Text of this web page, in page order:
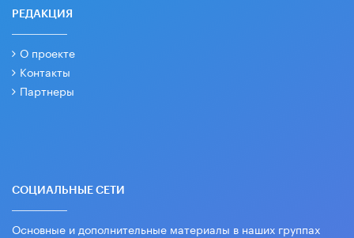
РЕДАКЦИЯ
О проекте
Контакты
Партнеры
СОЦИАЛЬНЫЕ СЕТИ
Основные и дополнительные материалы в наших группах